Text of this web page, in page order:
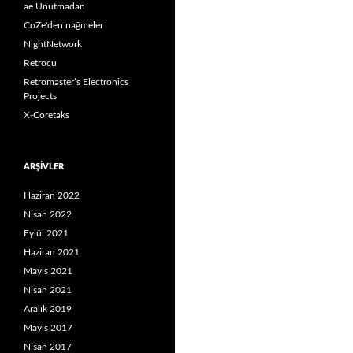
ae Unutmadan
CoZe'den nağmeler
NightNetwork
Retrocu
Retromaster’s Electronics
Projects
X-Coretaks
ARŞIVLER
Haziran 2022
Nisan 2022
Eylül 2021
Haziran 2021
Mayıs 2021
Nisan 2021
Aralık 2019
Mayıs 2017
Nisan 2017